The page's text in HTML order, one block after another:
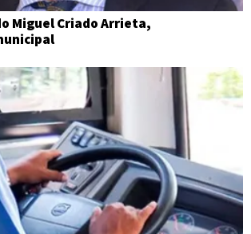
Miguel Criado Arrieta,